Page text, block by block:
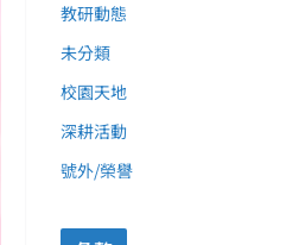
教研動態
未分類
校園天地
深耕活動
號外/榮譽